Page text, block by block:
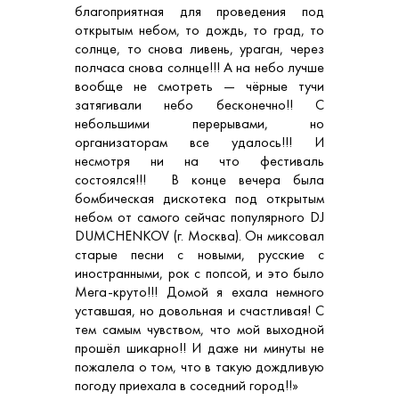
благоприятная для проведения под
открытым небом, то дождь, то град, то
солнце, то снова ливень, ураган, через
полчаса снова солнце!!! А на небо лучше
вообще не смотреть — чёрные тучи
затягивали небо бесконечно!! С
небольшими перерывами, но
организаторам все удалось!!! И
несмотря ни на что фестиваль
состоялся!!! В конце вечера была
бомбическая дискотека под открытым
небом от самого сейчас популярного DJ
DUMCHENKOV (г. Москва). Он миксовал
старые песни с новыми, русские с
иностранными, рок с попсой, и это было
Мега-круто!!! Домой я ехала немного
уставшая, но довольная и счастливая! С
тем самым чувством, что мой выходной
прошёл шикарно!! И даже ни минуты не
пожалела о том, что в такую дождливую
погоду приехала в соседний город!!»